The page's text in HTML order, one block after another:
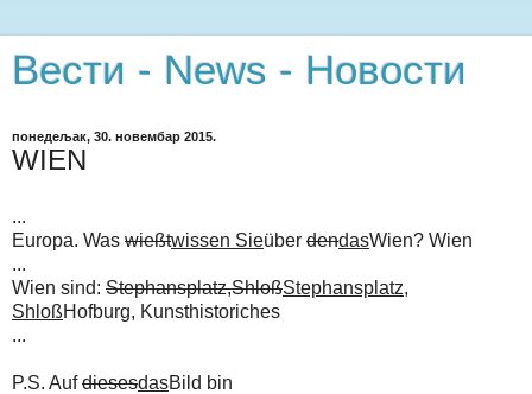
Вести - News - Новости
понедељак, 30. новембар 2015.
WIEN
...
Europa. Was wießtwissen Sieüber dendasWien? Wien
...
Wien sind: Stephansplatz,ShloßStephansplatz,
ShloßHofburg, Kunsthistoriches
...
P.S. AufdiesesdasBild bin